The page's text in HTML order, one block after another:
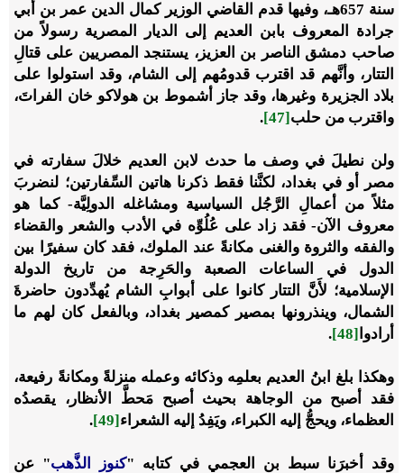
سنة 657هـ، وفيها قدم القاضي الوزير كمال الدين عمر بن أبي
جرادة المعروف بابن العديم إلى الديار المصرية رسولاً من
صاحب دمشق الناصر بن العزيز، يستنجد المصريين على قتالِ
التتار، وأنَّهم قد اقترب قدومُهم إلى الشام، وقد استولوا على
بلاد الجزيرة وغيرها، وقد جاز أشموط بن هولاكو خان الفراتَ،
واقترب من حلب [47]
.
ولن نطيلَ في وصف ما حدث لابن العديم خلالَ سفارته في
مصر أو في بغداد،لكنَّنا فقط ذكرنا هاتين السِّفارتين؛ لنضربَ
مثلاً من أعمالِ الرَّجُل السياسية ومشاغله الدولِيَّة- كما هو
معروف الآن- فقد زاد على عُلُوِّه في الأدب والشعر والقضاء
والفقه والثروة والغنى مكانةً عند الملوك، فقد كان سفيرًا بين
الدول في الساعات الصعبة والحَرِجة من تاريخ الدولة
الإسلامية؛ لأَنَّ التتار كانوا على أبوابِ الشام يُهدِّدون حاضرةَ
الشمال، وينذرونها بمصير كمصير بغداد، وبالفعل كان لهم ما
أرادوا [48]
.
وهكذا بلغ ابنُ العديم بعلمِه وذكائه وعمله منزلةً ومكانةً رفيعة،
فقد أصبح من الوجاهة بحيث أصبح مَحطَّ الأنظار، يقصدُه
العظماء، ويحجُّ إليه الكبراء، ويَفِدُ إليه الشعراء [49]
.
وقد أخبرَنا سبط بن العجمي في كتابه "كنوز الذَّهب" عن